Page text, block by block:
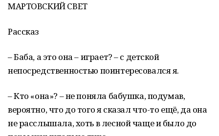
МАРТОВСКИЙ СВЕТ
Рассказ
– Баба, а это она – играет? – с детской
непосредственностью поинтересовался я.
– Кто «она»? – не поняла бабушка, подумав,
вероятно, что до того я сказал что-то ещё, да она
не расслышала, хоть в лесной чаще и было до